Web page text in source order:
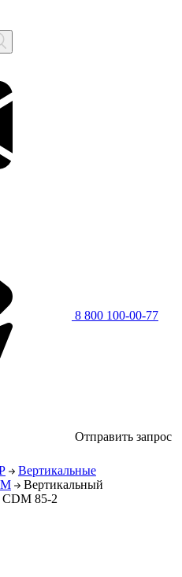
8 800 100-00-77
Отправить запрос
Вертикальные
Вертикальный
CDM 85-2